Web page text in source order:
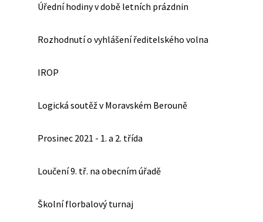
Úřední hodiny v době letních prázdnin
Rozhodnutí o vyhlášení ředitelského volna
IROP
Logická soutěž v Moravském Berouně
Prosinec 2021 - 1. a 2. třída
Loučení 9. tř. na obecním úřadě
Školní florbalový turnaj